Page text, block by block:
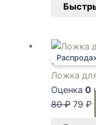
Ложка
Оценка 0
80₽
цена
80 ₽.
79 ₽